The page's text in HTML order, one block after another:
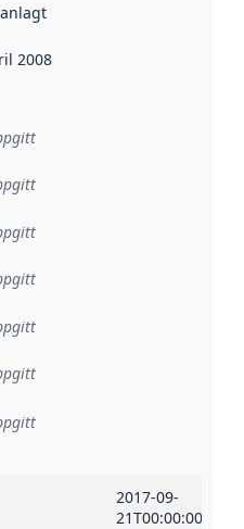
når dataene i dette
2008
2017-09-
21T00:00:00Z